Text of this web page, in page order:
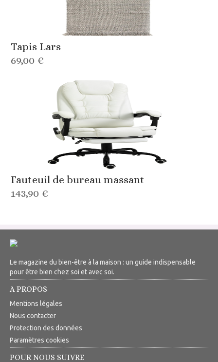
Tapis Lars
69,00 €
Fauteuil de bureau massant
143,90 €
Le magazine du bien-être à la maison : un guide indispensable
pour être bien chez soi et avec soi.
A PROPOS
Mentions légales
Nous contacter
Protection des données
Paramètres cookies
POUR NOUS SUIVRE